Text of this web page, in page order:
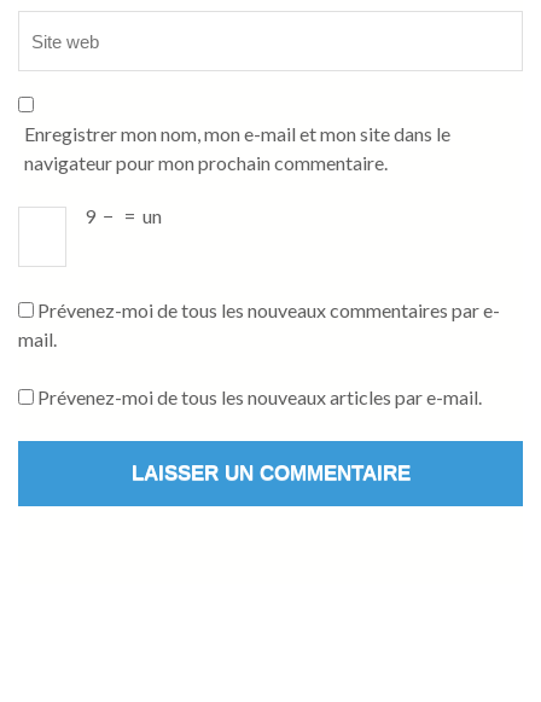
Enregistrer mon nom, mon e-mail et mon site dans le
navigateur pour mon prochain commentaire.
9 − = un
Prévenez-moi de tous les nouveaux commentaires par e-
mail.
Prévenez-moi de tous les nouveaux articles par e-mail.